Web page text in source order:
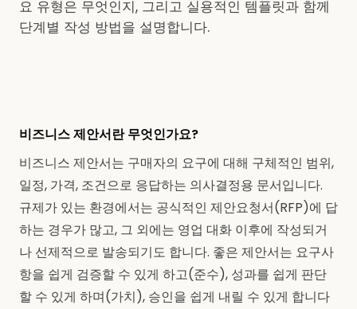
요 유형은 무엇인지, 그리고 실용적인 템플릿과 함께
단계별 작성 방법을 설명합니다.
비즈니스 제안서란 무엇인가요?
비즈니스 제안서는 구매자의 요구에 대해 구체적인 범위,
일정, 가격, 조건으로 응답하는 의사결정용 문서입니다.
규제가 있는 환경에서는 공식적인 제안요청서(RFP)에 답
하는 경우가 많고, 그 외에는 영업 대화 이후에 작성되거
나 선제적으로 발송되기도 합니다. 좋은 제안서는 요구사
항을 쉽게 검증할 수 있게 하고(준수), 성과를 쉽게 판단
할 수 있게 하며(가치), 승인을 쉽게 내릴 수 있게 합니다